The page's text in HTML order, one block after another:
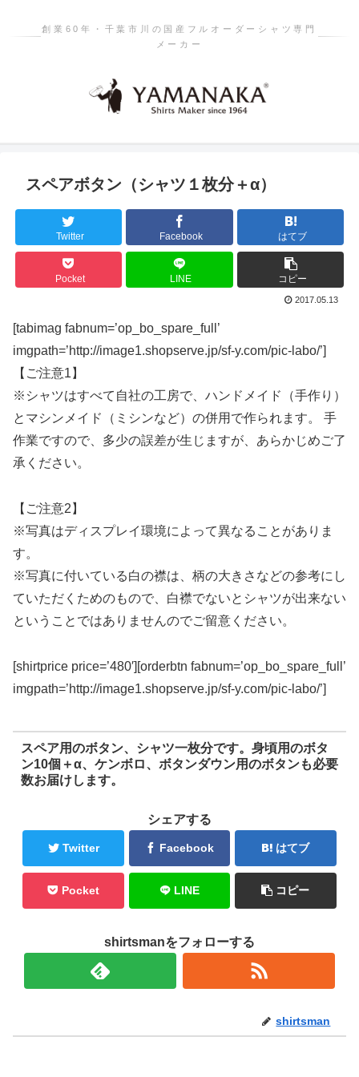
創業60年・千葉市川の国産フルオーダーシャツ専門
メーカー
スペアボタン（シャツ１枚分＋α）
Twitter Facebook はてブ
Pocket LINE コピー
2017.05.13
[tabimag fabnum=’op_bo_spare_full’
imgpath=’http://image1.shopserve.jp/sf-y.com/pic-labo/’]
【ご注意1】
※シャツはすべて自社の工房で、ハンドメイド（手作り）
とマシンメイド（ミシンなど）の併用で作られます。 手
作業ですので、多少の誤差が生じますが、あらかじめご了
承ください。
【ご注意2】
※写真はディスプレイ環境によって異なることがありま
す。
※写真に付いている白の襟は、柄の大きさなどの参考にし
ていただくためのもので、白襟でないとシャツが出来ない
ということではありませんのでご留意ください。
[shirtprice price=’480′][orderbtn fabnum=’op_bo_spare_full’
imgpath=’http://image1.shopserve.jp/sf-y.com/pic-labo/’]
スペア用のボタン、シャツ一枚分です。身頃用のボタ
ン10個＋α、ケンボロ、ボタンダウン用のボタンも必要
数お届けします。
シェアする
Twitter Facebook はてブ
Pocket LINE コピー
shirtsmanをフォローする
shirtsman